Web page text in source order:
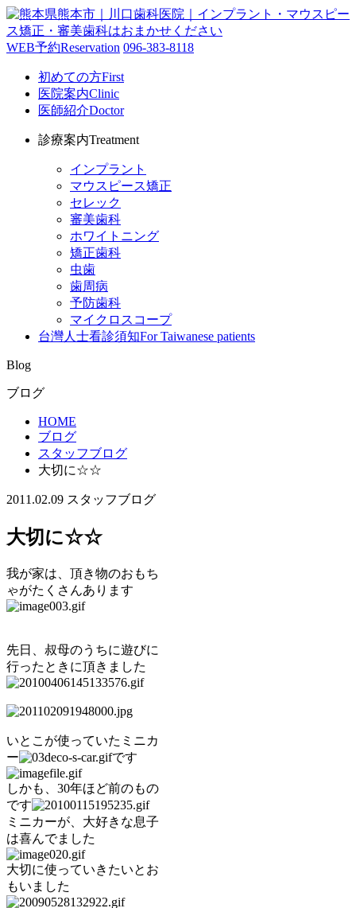
WEB予約Reservation 096-383-8118
初めての方First
医院案内Clinic
医師紹介Doctor
診療案内Treatment
インプラント
マウスピース矯正
セレック
審美歯科
ホワイトニング
矯正歯科
虫歯
歯周病
予防歯科
マイクロスコープ
台灣人士看診須知For Taiwanese patients
Blog
ブログ
HOME
ブログ
スタッフブログ
大切に☆☆
2011.02.09 スタッフブログ
大切に☆☆
我が家は、頂き物のおもち
ゃがたくさんあります
先日、叔母のうちに遊びに
行ったときに頂きました
いとこが使っていたミニカ
ー
です
しかも、30年ほど前のもの
です
ミニカーが、大好きな息子
は喜んでました
大切に使っていきたいとお
もいました